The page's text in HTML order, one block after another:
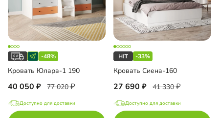
кровать
до
-48%
Кровать Юлара-1 190
40 050 77 020
Доступно для доставки
-33%
Кровать Сиена-160
27 690 41 330
Доступно для доставки